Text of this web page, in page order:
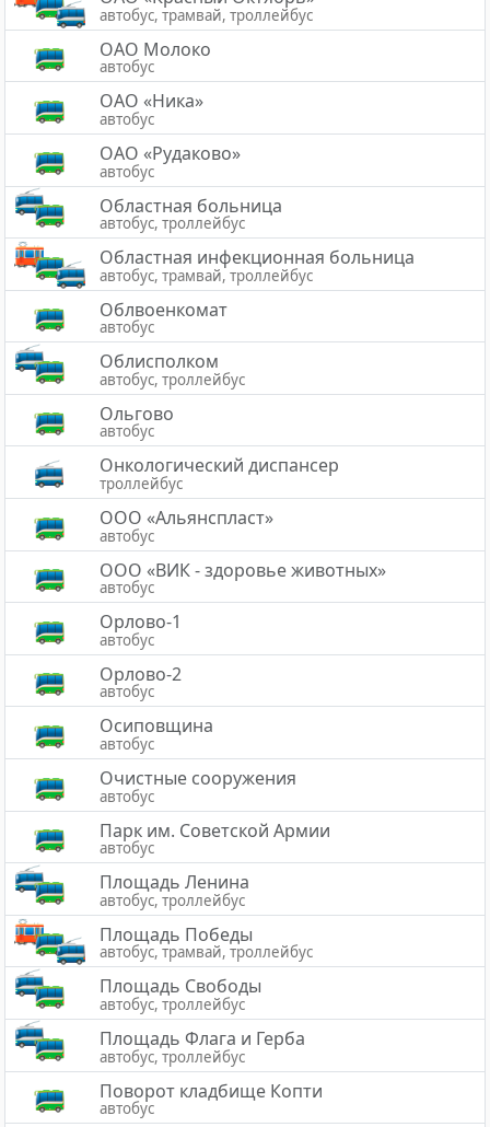
автобус, трамвай, троллейбус
ОАО Молоко
автобус
ОАО «Ника»
автобус
ОАО «Рудаково»
автобус
Областная больница
автобус, троллейбус
Областная инфекционная больница
автобус, трамвай, троллейбус
Облвоенкомат
автобус
Облисполком
автобус, троллейбус
Ольгово
автобус
Онкологический диспансер
троллейбус
ООО «Альянспласт»
автобус
ООО «ВИК - здоровье животных»
автобус
Орлово-1
автобус
Орлово-2
автобус
Осиповщина
автобус
Очистные сооружения
автобус
Парк им. Советской Армии
автобус
Площадь Ленина
автобус, троллейбус
Площадь Победы
автобус, трамвай, троллейбус
Площадь Свободы
автобус, троллейбус
Площадь Флага и Герба
автобус, троллейбус
Поворот кладбище Копти
автобус